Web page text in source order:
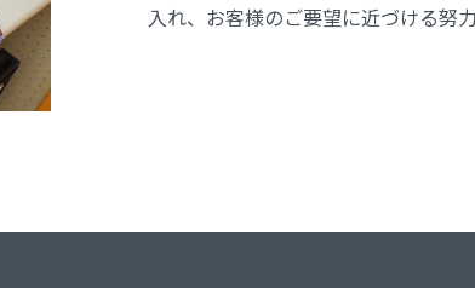
入れ、お客様のご要望に近づける努